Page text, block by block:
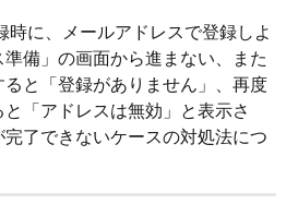
時に、メールアドレスで登録しよ
備」の画面から進まない、また
と「登録がありません」、再度
「アドレスは無効」と表示さ
了できないケースの対処法につ